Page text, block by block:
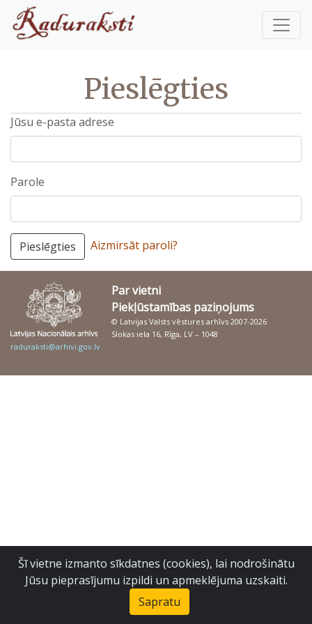
Pieslēgties
Jūsu e-pasta adrese
Parole
Pieslēgties Aizmirsāt paroli?
Par vietni
Piekļūstamības paziņojums
© Latvijas Valsts vēstures arhīvs 2007-2026
Slokas iela 16, Rīga, LV – 1048
raduraksti@arhivi.gov.lv
Šī vietne izmanto sīkdatnes (cookies), lai nodrošinātu
Jūsu pieprasījumu izpildi un apmeklējuma uzskaiti.
Sapratu